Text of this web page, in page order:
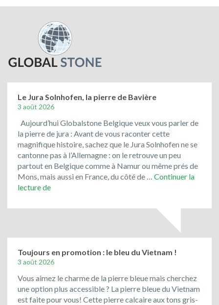
Le Jura Solnhofen, la pierre de Bavière
3 août 2026
Aujourd’hui Globalstone Belgique veux vous parler de
la pierre de jura : Avant de vous raconter cette
magnifique histoire, sachez que le Jura Solnhofen ne se
cantonne pas à l’Allemagne : on le retrouve un peu
partout en Belgique comme à Namur ou même prés de
Mons, mais aussi en France, du côté de … Continuer la
lecture deLe
Solnhofen,
de
Bavière
Toujours en promotion : le bleu du Vietnam !
3 août 2026
Vous aimez le charme de la pierre bleue mais cherchez
une option plus accessible ? La pierre bleue du Vietnam
est faite pour vous! Cette pierre calcaire aux tons gris-